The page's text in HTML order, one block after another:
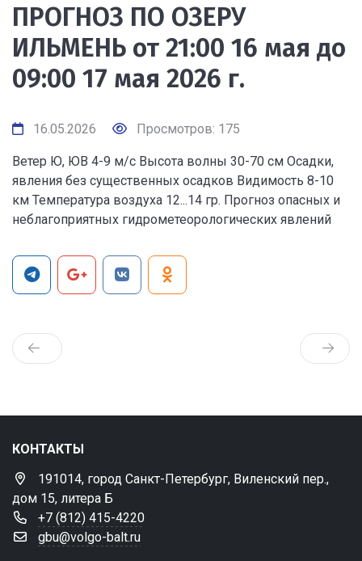
ПРОГНОЗ ПО ОЗЕРУ
ИЛЬМЕНЬ от 21:00 16 мая до
09:00 17 мая 2026 г.
16.05.2026 Просмотров: 175
Ветер Ю, ЮВ 4-9 м/с Высота волны 30-70 см Осадки,
явления без существенных осадков Видимость 8-10
км Температура воздуха 12...14 гр. Прогноз опасных и
неблагоприятных гидрометеорологических явлений
КОНТАКТЫ
191014, город Санкт-Петербург, Виленский пер.,
дом 15, литера Б
+7 (812) 415-4220
gbu@volgo-balt.ru